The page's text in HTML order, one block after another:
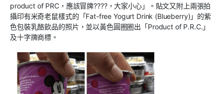
product of PRC，應該冒牌????，大家小心」。貼文又附上兩張拍
攝印有米奇老鼠樣式的「Fat-free Yogurt Drink (Blueberry)」的紫
色包裝乳酪飲品的照片，並以黃色圓圈圈出「Product of P.R.C.」
及十字牌商標。